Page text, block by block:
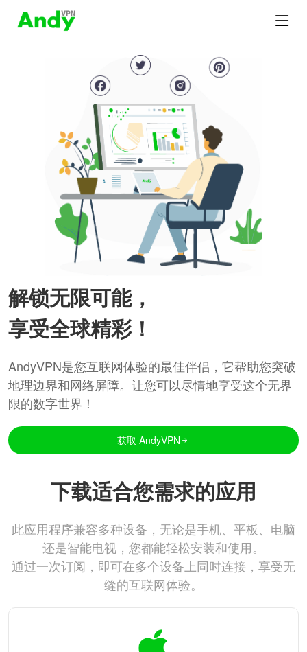
解锁无限可能，
享受全球精彩！
AndyVPN是您互联网体验的最佳伴侣，它帮助您突破
地理边界和网络屏障。让您可以尽情地享受这个无界
限的数字世界！
获取 AndyVPN
下载适合您需求的应用
此应用程序兼容多种设备，无论是手机、平板、电脑
还是智能电视，您都能轻松安装和使用。
通过一次订阅，即可在多个设备上同时连接，享受无
缝的互联网体验。